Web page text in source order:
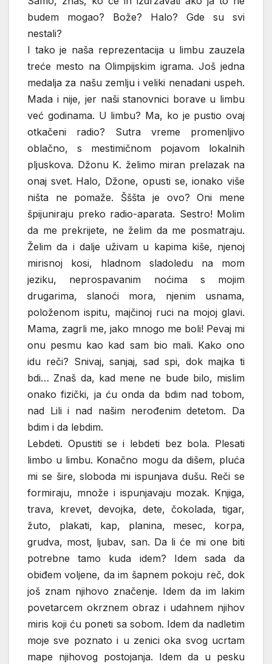
budem mogao? Bože? Halo? Gde su svi
nestali?
I tako je naša reprezentacija u limbu zauzela
treće mesto na Olimpijskim igrama. Još jedna
medalja za našu zemlju i veliki nenadani uspeh.
Mada i nije, jer naši stanovnici borave u limbu
već godinama. U limbu? Ma, ko je pustio ovaj
otkačeni radio? Sutra vreme promenljivo
oblačno, s mestimičnom pojavom lokalnih
pljuskova. Džonu K. želimo miran prelazak na
onaj svet. Halo, Džone, opusti se, ionako više
ništa ne pomaže. Šššta je ovo? Oni mene
špijuniraju preko radio-aparata. Sestro! Molim
da me prekrijete, ne želim da me posmatraju.
Želim da i dalje uživam u kapima kiše, njenoj
mirisnoj kosi, hladnom sladoledu na mom
jeziku, neprospavanim noćima s mojim
drugarima, slanoći mora, njenim usnama,
položenom ispitu, majčinoj ruci na mojoj glavi.
Mama, zagrli me, jako mnogo me boli! Pevaj mi
onu pesmu kao kad sam bio mali. Kako ono
idu reči? Snivaj, sanjaj, sad spi, dok majka ti
bdi… Znaš da, kad mene ne bude bilo, mislim
onako fizički, ja ću onda da bdim nad tobom,
nad Lili i nad našim nerođenim detetom. Da
bdim i da lebdim.
Lebdeti. Opustiti se i lebdeti bez bola. Plesati
limbo u limbu. Konačno mogu da dišem, pluća
mi se šire, sloboda mi ispunjava dušu. Reči se
formiraju, množe i ispunjavaju mozak. Knjiga,
trava, krevet, devojka, dete, čokolada, tigar,
žuto, plakati, kap, planina, mesec, korpa,
grudva, most, ljubav, san. Da li će mi one biti
potrebne tamo kuda idem? Idem sada da
obiđem voljene, da im šapnem pokoju reč, dok
još znam njihovo značenje. Idem da im lakim
povetarcem okrznem obraz i udahnem njihov
miris koji ću poneti sa sobom. Idem da nadletim
moje sve poznato i u zenici oka svog ucrtam
mape njihovog postojanja. Idem da u pesku